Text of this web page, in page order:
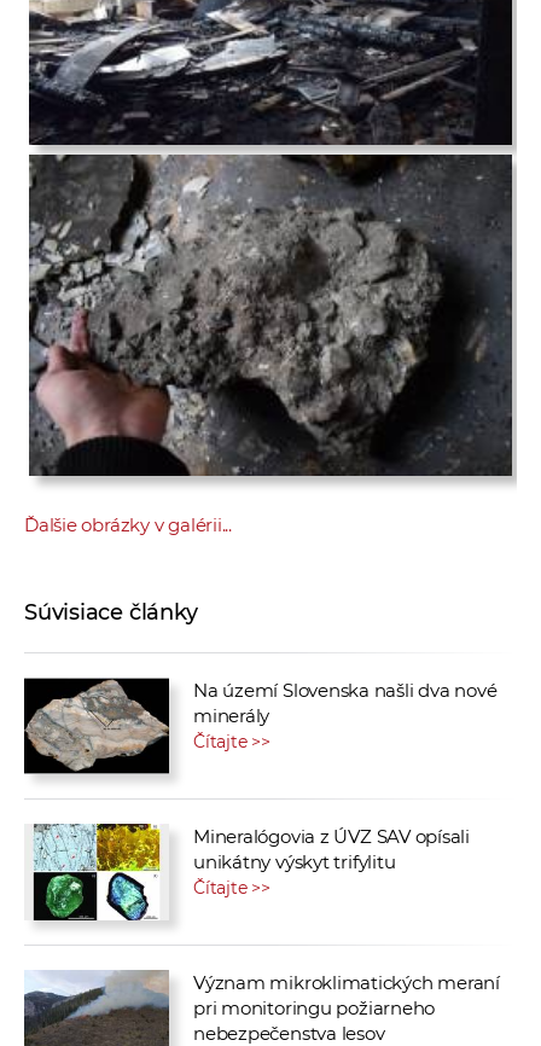
Ďalšie obrázky v galérii...
Súvisiace články
Na území Slovenska našli dva nové
minerály
Čítajte >>
Mineralógovia z ÚVZ SAV opísali
unikátny výskyt trifylitu
Čítajte >>
Význam mikroklimatických meraní
pri monitoringu požiarneho
nebezpečenstva lesov